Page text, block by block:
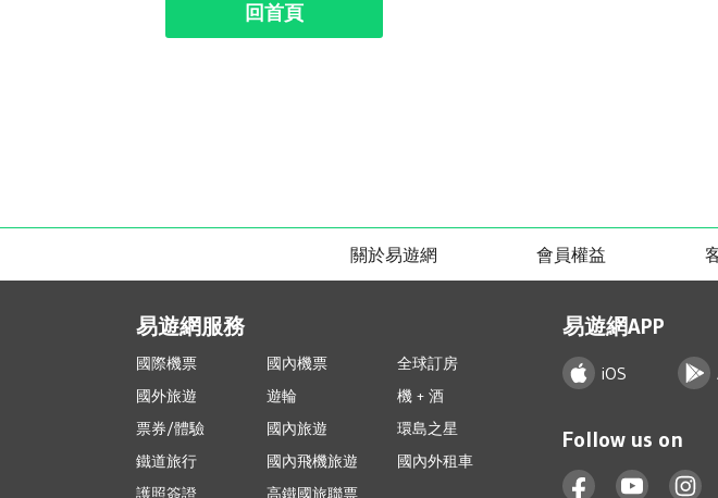
回首頁
關於易遊網 會員權益
易遊網服務
國際機票 國內機票
全球訂房
國外旅遊
遊輪
機 + 酒
票券/體驗
國內旅遊
環島之星
鐵道旅行
國內飛機旅遊
國內外租車
護照簽證
高鐵國旅聯票
易遊網APP
iOS
Follow us on